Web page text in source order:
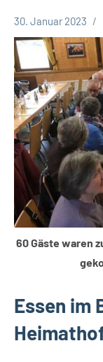
Leopoldshöhe
30. Januar 2023
60 Gäste waren
Essen im